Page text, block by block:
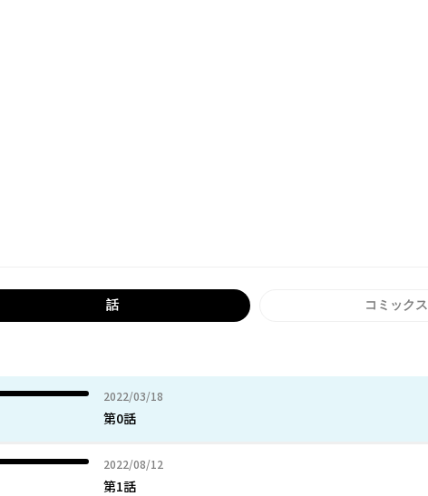
話 コミックス
2022/03/18
2022年03月18日
第0話
2022/08/12
2022年08月12日
第1話